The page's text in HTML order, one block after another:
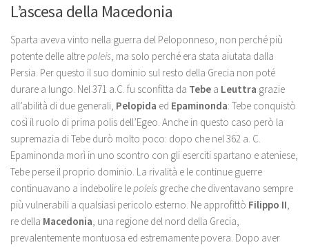
L’ascesa della Macedonia
Sparta aveva vinto nella guerra del Peloponneso, non perché più
potente delle altrepoleis, ma solo perché era stata aiutata dalla
Persia. Per questo il suo dominio sul resto della Grecia non poté
durare a lungo. Nel 371 a.C. fu sconfitta da Tebe a Leuttra grazie
all’abilità di due generali, Pelopida ed Epaminonda: Tebe conquistò
così il ruolo di prima polis dell’Egeo. Anche in questo caso però la
supremazia di Tebe durò molto poco: dopo che nel 362 a. C.
Epaminonda morì in uno scontro con gli eserciti spartano e ateniese,
Tebe perse il proprio dominio. La rivalità e le continue guerre
continuavano a indebolire lepoleis greche che diventavano sempre
più vulnerabili a qualsiasi pericolo esterno. Ne approfittò Filippo II,
re della Macedonia, una regione del nord della Grecia,
prevalentemente montuosa ed estremamente povera. Dopo aver